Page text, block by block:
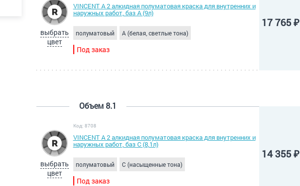
выбрать
цвет
VINCENT A 2 алкидная полуматовая краска для внутренних и
наружных работ, баз А (9л)
полуматовый A (белая, светлые тона)
Под заказ
17 765 ₽
Объем 8.1
выбрать
цвет
Код: 8708
VINCENT A 2 алкидная полуматовая краска для внутренних и
наружных работ, баз С (8,1л)
полуматовый C (насыщенные тона)
Под заказ
14 355 ₽